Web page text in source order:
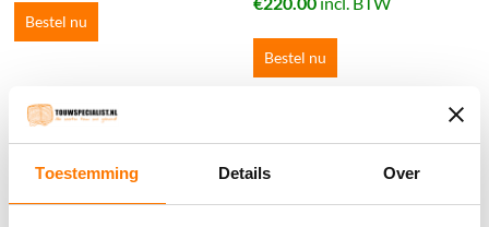
Toestemming Details Over
Bestel nu
Bestel nu
Winkelwagen
Geen producten in de winkelwagen.